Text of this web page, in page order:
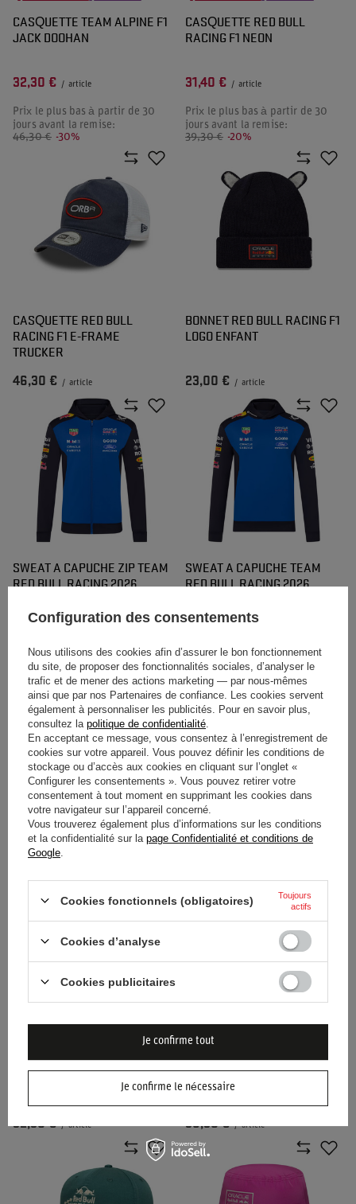
CASQUETTE TEAM ALPINE F1
JACK DOOHAN
32,30 € / article
Prix le plus bas à partir de 30
jours avant la remise:
46,30 € -30%
CASQUETTE RED BULL
RACING F1 NEON
31,40 € / article
Prix le plus bas à partir de 30
jours avant la remise:
39,30 € -20%
CASQUETTE RED BULL
RACING F1 E-FRAME
TRUCKER
46,30 € / article
BONNET RED BULL RACING F1
LOGO ENFANT
23,00 € / article
SWEAT A CAPUCHE ZIP TEAM
RED BULL RACING 2026
SWEAT A CAPUCHE TEAM
RED BULL RACING 2026
SWEAT ZIP TEAM RED BULL
RACING F1 2026 ENFANT
104,40 €
SWEAT TEAM RED BULL
RACING F1 2026 ENFANT
104,40 €
BOB RED BULL RACING F1
SEASONAL 2026 ROUGE
32,30 € / article
CASQUETTE RED BULL
RACING F1 WASHED 2026
ROUGE
39,30 € / article
Configuration des consentements
Nous utilisons des cookies afin d’assurer le bon fonctionnement
du site, de proposer des fonctionnalités sociales, d’analyser le
trafic et de mener des actions marketing — par nous-mêmes
ainsi que par nos Partenaires de confiance. Les cookies servent
également à personnaliser les publicités. Pour en savoir plus,
consultez la politique de confidentialité
En acceptant ce message, vous consentez à l’enregistrement de
cookies sur votre appareil. Vous pouvez définir les conditions de
stockage ou d’accès aux cookies en cliquant sur l’onglet «
Configurer les consentements ». Vous pouvez retirer votre
consentement à tout moment en supprimant les cookies dans
votre navigateur sur l’appareil concerné.
Vous trouverez également plus d’informations sur les conditions
et la confidentialité sur la page Confidentialité et conditions de
Google
Cookies fonctionnels (obligatoires)
Toujours
actifs
Cookies d’analyse
Cookies publicitaires
Je confirme le nécessaire
Je confirme tout